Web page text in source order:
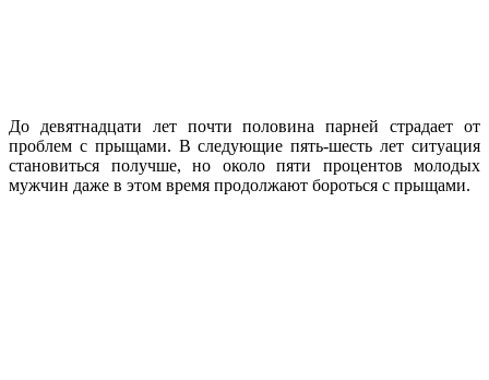
До девятнадцати лет почти половина парней страдает от
проблем с прыщами. В следующие пять-шесть лет ситуация
становиться получше, но около пяти процентов молодых
мужчин даже в этом время продолжают бороться с прыщами.